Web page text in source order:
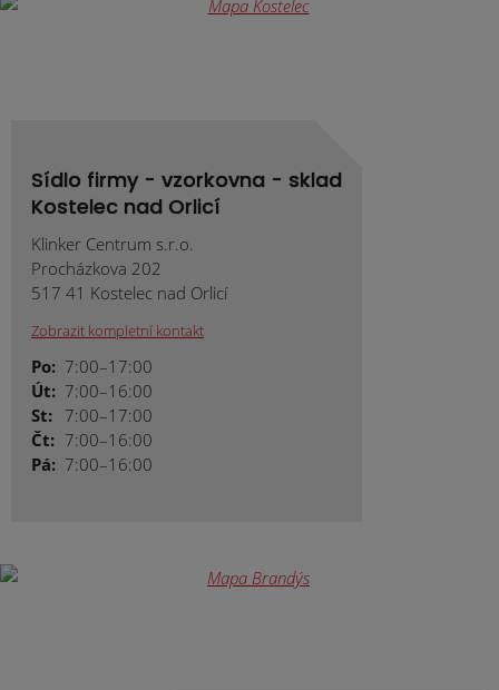
Sídlo firmy - vzorkovna - sklad
Kostelec nad Orlicí
Klinker Centrum s.r.o.
Procházkova 202
517 41 Kostelec nad Orlicí
Zobrazit kompletní kontakt
Po: 7:00–17:00
Út: 7:00–16:00
St: 7:00–17:00
Čt: 7:00–16:00
Pá: 7:00–16:00